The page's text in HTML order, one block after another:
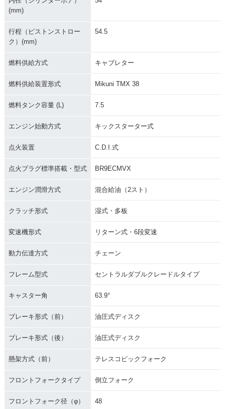
(mm)
行程（ピストンストロー
ク）(mm)
54.5
燃料供給方式 キャブレター
燃料供給装置形式 Mikuni TMX 38
燃料タンク容量 (L) 7.5
エンジン始動方式 キックスターター式
点火装置 C.D.I.式
点火プラグ標準搭載・型式 BR9ECMVX
エンジン潤滑方式 混合給油（2スト）
クラッチ形式 湿式・多板
変速機形式 リターン式・6段変速
動力伝達方式 チェーン
フレーム型式 セントラルダブルクレードルタイプ
キャスター角 63.9°
ブレーキ形式（前） 油圧式ディスク
ブレーキ形式（後） 油圧式ディスク
懸架方式（前） テレスコピックフォーク
フロントフォークタイプ 倒立フォーク
フロントフォーク径（φ） 48